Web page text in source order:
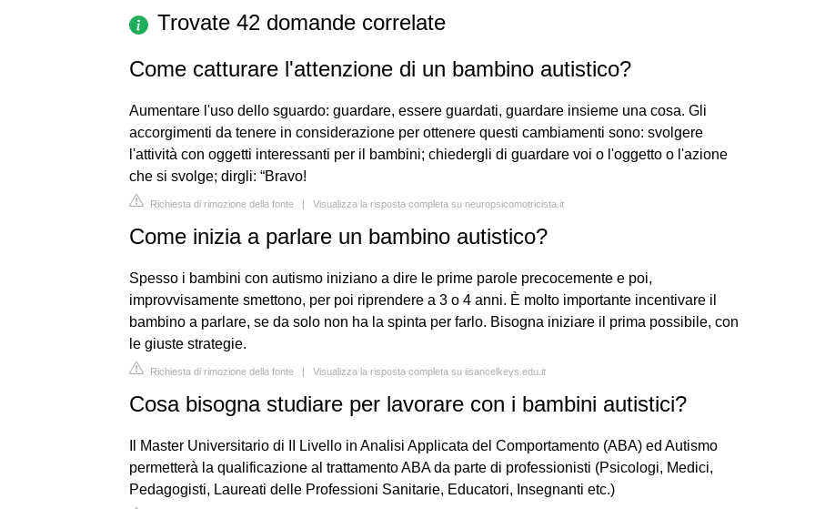
Trovate 42 domande correlate
Come catturare l'attenzione di un bambino autistico?
Aumentare l'uso dello sguardo: guardare, essere guardati, guardare insieme una cosa. Gli
accorgimenti da tenere in considerazione per ottenere questi cambiamenti sono: svolgere
l'attività con oggetti interessanti per il bambini; chiedergli di guardare voi o l'oggetto o l'azione
che si svolge; dirgli: “Bravo!
Richiesta di rimozione della fonte | Visualizza la risposta completa su neuropsicomotricista.it
Come inizia a parlare un bambino autistico?
Spesso i bambini con autismo iniziano a dire le prime parole precocemente e poi,
improvvisamente smettono, per poi riprendere a 3 o 4 anni. È molto importante incentivare il
bambino a parlare, se da solo non ha la spinta per farlo. Bisogna iniziare il prima possibile, con
le giuste strategie.
Richiesta di rimozione della fonte | Visualizza la risposta completa su iisancelkeys.edu.it
Cosa bisogna studiare per lavorare con i bambini autistici?
Il Master Universitario di II Livello in Analisi Applicata del Comportamento (ABA) ed Autismo
permetterà la qualificazione al trattamento ABA da parte di professionisti (Psicologi, Medici,
Pedagogisti, Laureati delle Professioni Sanitarie, Educatori, Insegnanti etc.)